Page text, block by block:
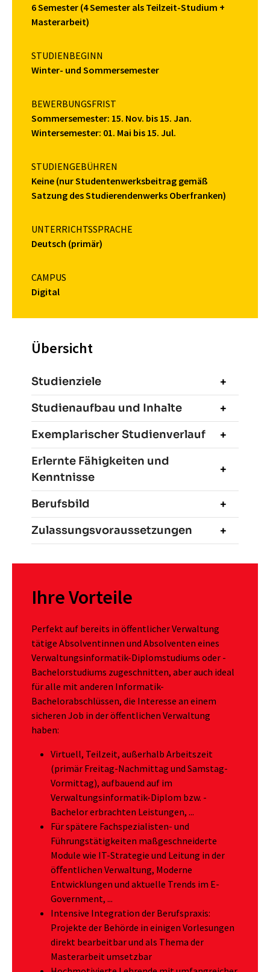
Übersicht
Studienziele
Studienaufbau und Inhalte
Exemplarischer Studienverlauf
Erlernte Fähigkeiten und
Kenntnisse
Berufsbild
Zulassungsvoraussetzungen
Ihre Vorteile
Perfekt auf bereits in öffentlicher Verwaltung
tätige Absolventinnen und Absolventen eines
Verwaltungsinformatik-Diplomstudiums oder -
Bachelorstudiums zugeschnitten, aber auch ideal
für alle mit anderen Informatik-
Bachelorabschlüssen, die Interesse an einem
sicheren Job in der öffentlichen Verwaltung
haben:
Virtuell, Teilzeit, außerhalb Arbeitszeit
(primär Freitag-Nachmittag und Samstag-
Vormittag), aufbauend auf im
Verwaltungsinformatik-Diplom bzw. -
Bachelor erbrachten Leistungen, ...
Für spätere Fachspezialisten- und
Führungstätigkeiten maßgeschneiderte
Module wie IT-Strategie und Leitung in der
öﬀentlichen Verwaltung, Moderne
Entwicklungen und aktuelle Trends im E-
Government, ...
Intensive Integration der Berufspraxis:
Projekte der Behörde in einigen Vorlesungen
direkt bearbeitbar und als Thema der
Masterarbeit umsetzbar
6 Semester (4 Semester als Teilzeit-Studium +
Masterarbeit)
STUDIENBEGINN
Winter- und Sommersemester
BEWERBUNGSFRIST
Sommersemester: 15. Nov. bis 15. Jan.
Wintersemester: 01. Mai bis 15. Jul.
STUDIENGEBÜHREN
Keine (nur Studentenwerksbeitrag gemäß
Satzung des Studierendenwerks Oberfranken)
UNTERRICHTSSPRACHE
Deutsch (primär)
CAMPUS
Digital